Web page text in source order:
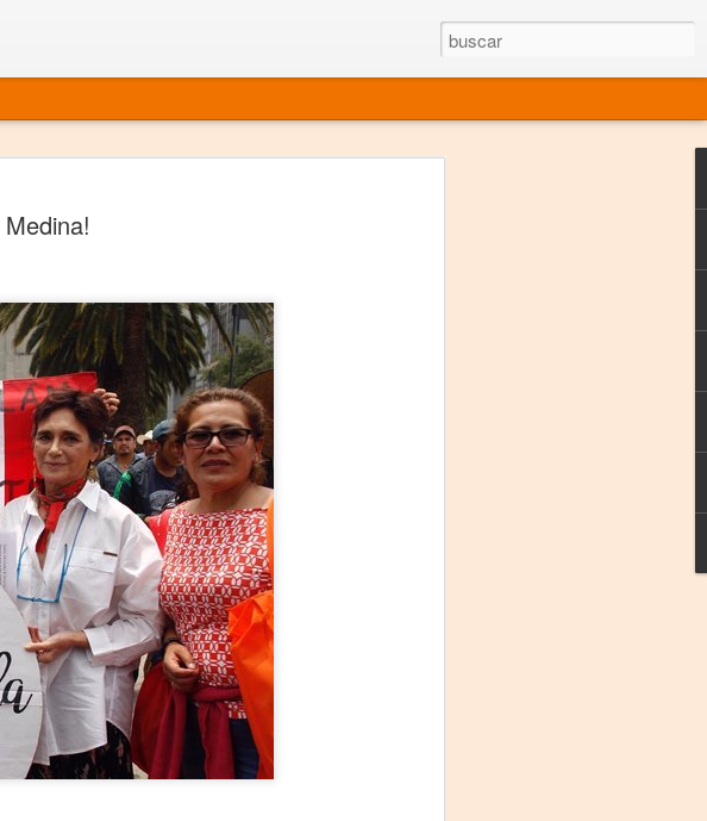
1
más representado en el mundo
Nacional de Dramaturgia "Emilio Carballido" 2014.
con varias organizaciones de Derechos Humanos.
escrito para Somos el Medio, Las Nueve Musas
con ArgosIs Internacional
mexicano vivo más representado en el mundo.